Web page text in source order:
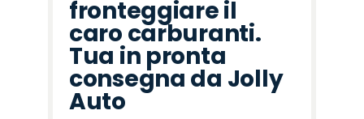
fronteggiare il
caro carburanti.
Tua in pronta
consegna da Jolly
Auto